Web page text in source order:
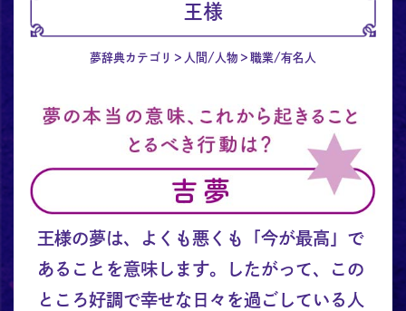
王様
夢辞典カテゴリ 人間/人物 職業/有名人
王様の夢は、よくも悪くも「今が最高」で
あることを意味します。したがって、この
ところ好調で幸せな日々を過ごしている人